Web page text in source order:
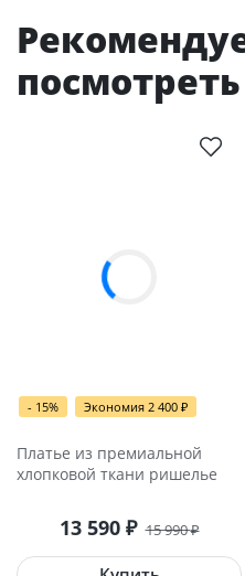
посмотреть
- 15% Экономия 2 400 ₽
Платье из премиальной
хлопковой ткани ришелье
13 590 ₽ 15 990₽